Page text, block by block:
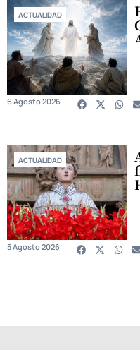
ACTUALIDAD
6 Agosto 2026
ACTUALIDAD
5 Agosto 2026